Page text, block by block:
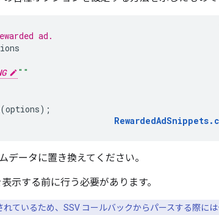
ad.
""
(options);
RewardedAdSnippets.
データに置き換えてください。
示する前に行う必要があります。
れているため、SSV コールバックからパースする際に